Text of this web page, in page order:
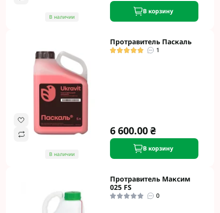
В наличии
В корзину
В наличии
Протравитель Паскаль
1
6 600.00 ₴
В корзину
Протравитель Максим
025 FS
0